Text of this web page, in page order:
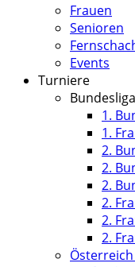
Frauen
Senioren
Events
Turniere
Bundesliga
1.
1.
2.
2.
2.
2.
2.
2.